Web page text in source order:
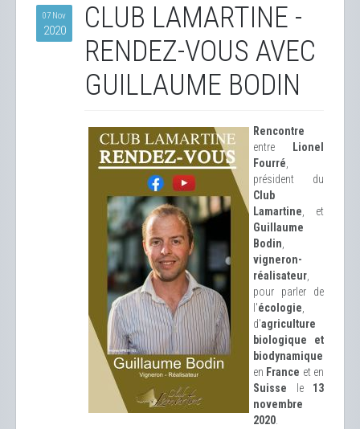
07 Nov
2020
CLUB LAMARTINE -
RENDEZ-VOUS AVEC
GUILLAUME BODIN
Rencontre
entre
Lionel
Fourré
président du
Club
Lamartine , et
Guillaume
Bodin
vigneron-
réalisateur
pour parler de
l'écologie
d'agriculture
biologique et
biodynamique
en France et en
Suisse le 13
novembre
2020